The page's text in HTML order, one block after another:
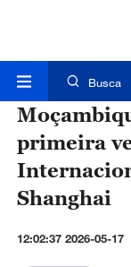
Busca
primeira
Shanghai
12:02:37 2026-05-17